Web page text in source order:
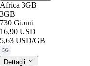
Africa 3GB
3GB
730 Giorni
16,90 USD
5,63 USD/GB
5G
Dettagli